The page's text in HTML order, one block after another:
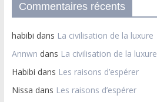
Commentaires récents
habibi dans La civilisation de la luxure
Annwn dans La civilisation de la luxure
Habibi dans Les raisons d’espérer
Nissa dans Les raisons d’espérer